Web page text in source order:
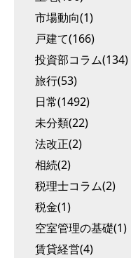
市場動向(1)
戸建て(166)
投資部コラム(134)
旅行(53)
日常(1492)
未分類(22)
法改正(2)
相続(2)
税理士コラム(2)
税金(1)
空室管理の基礎(1)
賃貸経営(4)